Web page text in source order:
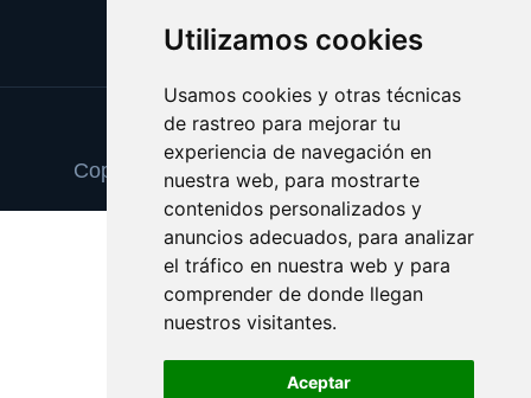
Utilizamos cookies
Usamos cookies y otras técnicas
de rastreo para mejorar tu
experiencia de navegación en
nuestra web, para mostrarte
contenidos personalizados y
anuncios adecuados, para analizar
el tráfico en nuestra web y para
comprender de donde llegan
nuestros visitantes.
Aceptar
Update cookies preferences
Copyright © 2025 cancionesdeboda.com